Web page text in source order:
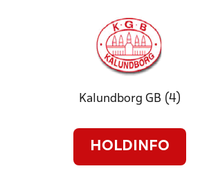
Kalundborg GB (4)
HOLDINFO